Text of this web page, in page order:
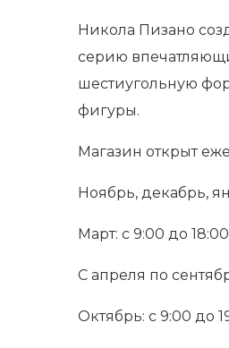
Никола Пизано
серию
шестиугольную
фигуры.
Магазин открыт
Ноябрь, декабрь,
Март: с 9:00 до 18:00
С апреля по
Октябрь: с 9:00 до